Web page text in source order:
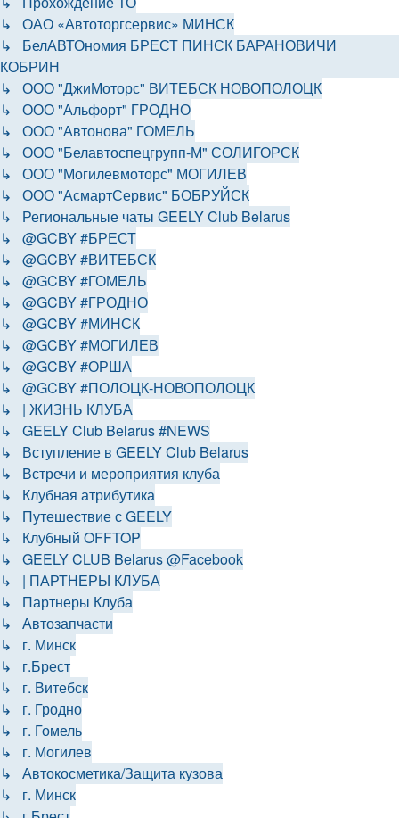
↳ ОАО «Автоторгсервис» МИНСК
↳ БелАВТОномия БРЕСТ ПИНСК БАРАНОВИЧИ
КОБРИН
↳ ООО "ДжиМоторс" ВИТЕБСК НОВОПОЛОЦК
↳ ООО "Альфорт" ГРОДНО
↳ ООО "Автонова" ГОМЕЛЬ
↳ ООО "Белавтоспецгрупп-М" СОЛИГОРСК
↳ ООО "Могилевмоторс" МОГИЛЕВ
↳ ООО "АсмартСервис" БОБРУЙСК
↳ Региональные чаты GEELY Club Belarus
↳ @GCBY #БРЕСТ
↳ @GCBY #ВИТЕБСК
↳ @GCBY #ГОМЕЛЬ
↳ @GCBY #ГРОДНО
↳ @GCBY #МИНСК
↳ @GCBY #МОГИЛЕВ
↳ @GCBY #ОРША
↳ @GCBY #ПОЛОЦК-НОВОПОЛОЦК
↳ | ЖИЗНЬ КЛУБА
↳ GEELY Club Bеlarus #NEWS
↳ Вступление в GEELY Club Belarus
↳ Встречи и мероприятия клуба
↳ Клубная атрибутика
↳ Путешествие с GEELY
↳ Клубный OFFTOP
↳ GEELY CLUB Belarus @Facebook
↳ | ПАРТНЕРЫ КЛУБА
↳ Партнеры Клуба
↳ Автозапчасти
↳ г. Минск
↳ г.Брест
↳ г. Витебск
↳ г. Гродно
↳ г. Гомель
↳ г. Могилев
↳ Автокосметика/Защита кузова
↳ г. Минск